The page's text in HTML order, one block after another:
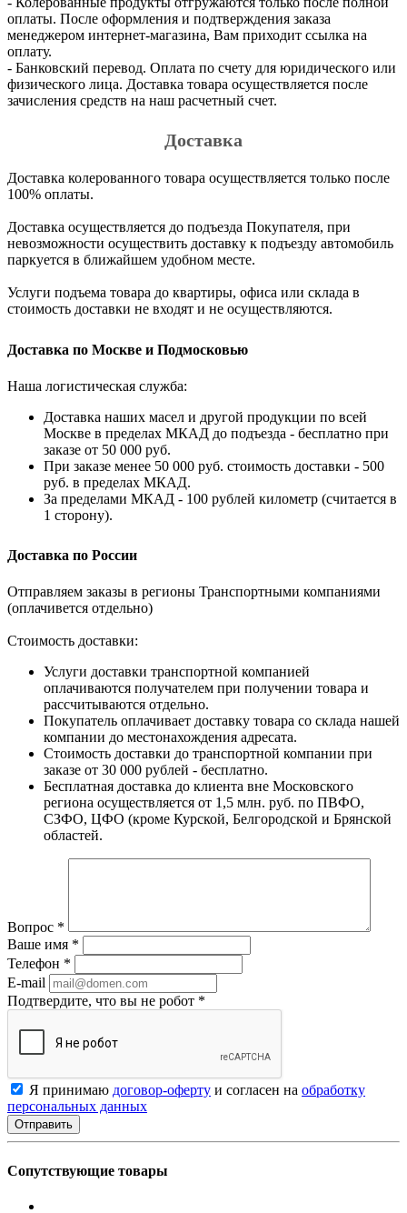
оплаты. После оформления и подтверждения заказа
менеджером интернет-магазина, Вам приходит ссылка на
оплату.
- Банковский перевод. Оплата по счету для юридического или
физического лица. Доставка товара осуществляется после
зачисления средств на наш расчетный счет.
Доставка
Доставка колерованного товара осуществляется только после
100% оплаты.
Доставка осуществляется до подъезда Покупателя, при
невозможности осуществить доставку к подъезду автомобиль
паркуется в ближайшем удобном месте.
Услуги подъема товара до квартиры, офиса или склада в
стоимость доставки не входят и не осуществляются.
Доставка по Москве и Подмосковью
Наша логистическая служба:
Доставка наших масел и другой продукции по всей
Москве в пределах МКАД до подъезда - бесплатно при
заказе от 50 000 руб.
При заказе менее 50 000 руб. стоимость доставки - 500
руб. в пределах МКАД.
За пределами МКАД - 100 рублей километр (считается в
1 сторону).
Доставка по России
Отправляем заказы в регионы Транспортными компаниями
(оплачивется отдельно)
Стоимость доставки:
Услуги доставки транспортной компанией
оплачиваются получателем при получении товара и
рассчитываются отдельно.
Покупатель оплачивает доставку товара со склада нашей
компании до местонахождения адресата.
Стоимость доставки до транспортной компании при
заказе от 30 000 рублей - бесплатно.
Бесплатная доставка до клиента вне Московского
региона осуществляется от 1,5 млн. руб. по ПВФО,
СЗФО, ЦФО (кроме Курской, Белгородской и Брянской
областей.
Вопрос *
Ваше имя *
Телефон *
E-mail
Подтвердите, что вы не робот *
Я принимаю договор-оферту и согласен на обработку
персональных данных
Сопутствующие товары